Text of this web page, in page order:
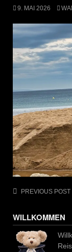
9. MAI 2026
PostPREVIOUS POST
WILLKOMMEN